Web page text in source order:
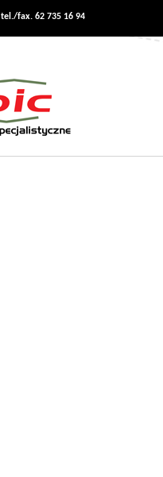
tel./fax. 62 735 16 94